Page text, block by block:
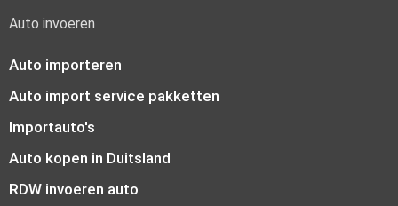
Auto invoeren
Auto importeren
Auto import service pakketten
Importauto's
Auto kopen in Duitsland
RDW invoeren auto